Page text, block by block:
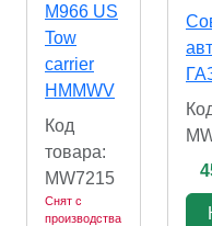
M966 US
Tow
carrier
HMMWV
Код
товара:
MW7215
Снят с
производства